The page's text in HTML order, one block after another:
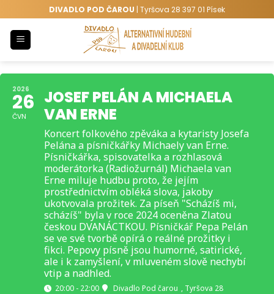
na
obsah
DIVADLO POD ČAROU | Tyršova 28 397 01 Písek
2026
26
ČVN
JOSEF PELÁN A MICHAELA
VAN ERNE
Koncert folkového zpěváka a kytaristy Josefa
Pelána a písničkářky Michaely van Erne.
Písničkářka, spisovatelka a rozhlasová
moderátorka (Radiožurnál) Michaela van
Erne miluje hudbu proto, že jejím
prostřednictvím obléká slova, jakoby
ukotvovala prožitek. Za píseň "Scházíš mi,
scházíš" byla v roce 2024 oceněna Zlatou
českou DVANÁCTKOU. Písničkář Pepa Pelán
se ve své tvorbě opírá o reálné prožitky i
fikci. Pepovy písně jsou humorné, satirické,
ale i k zamyšlení, v mluveném slově nechybí
vtip a nadhled.
20:00 - 22:00 Divadlo Pod čarou , Tyršova 28